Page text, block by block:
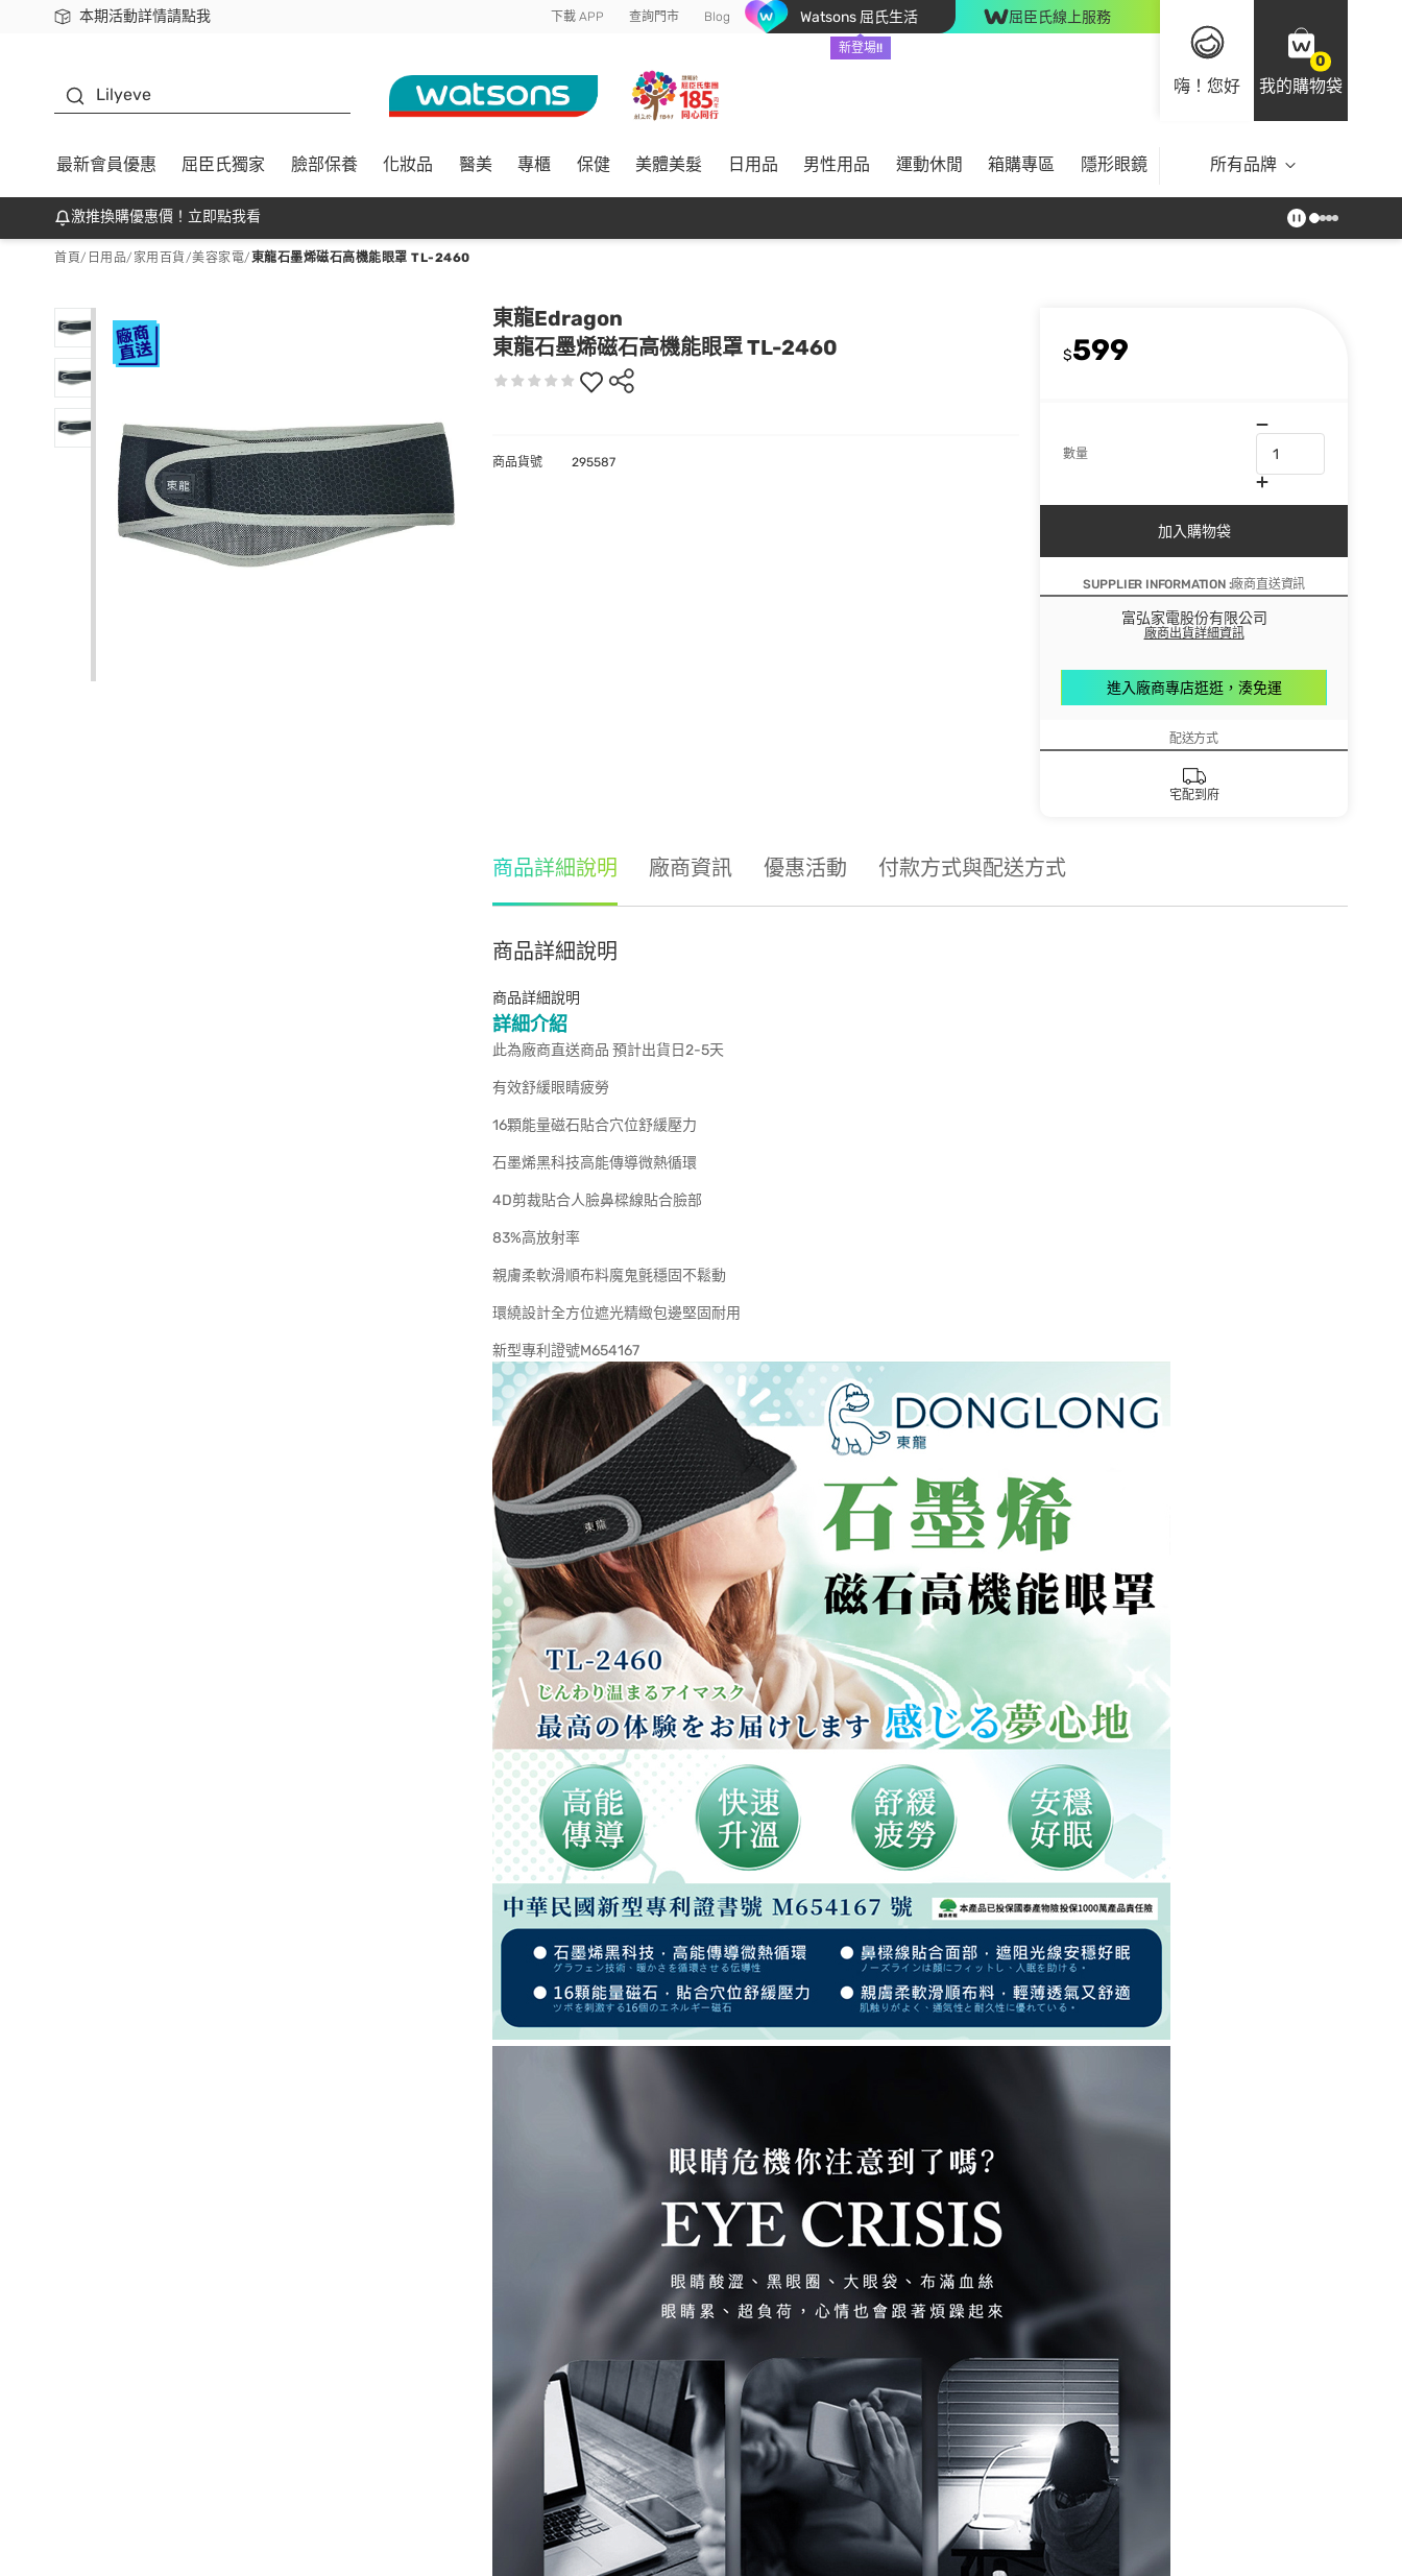
本期活動詳情請點我
下載app最高回饋$350 下載 APP 查詢門市 Blog Watsons 屈氏生活
新登場!!
屈臣氏線上服務
嗨！您好
0
我的購物袋
Lilyeve
最新會員優惠 屈臣氏獨家 臉部保養 化妝品 醫美 專櫃 保健 美體美髮 日用品 男性用品 運動休閒 箱購專區 隱形眼鏡 所有品牌
激推換購優惠價！立即點我看
首頁/ 日用品/ 家用百貨/美容家電/東龍石墨烯磁石高機能眼罩 TL-2460
東龍Edragon
東龍石墨烯磁石高機能眼罩 TL-2460
$599
數量
加入購物袋
SUPPLIER INFORMATION :廠商直送資訊
富弘家電股份有限公司
廠商出貨詳細資訊
進入廠商專店逛逛，湊免運
配送方式
宅配到府
商品貨號 295587
商品詳細說明 廠商資訊 優惠活動 付款方式與配送方式
商品詳細說明
商品詳細說明
詳細介紹
此為廠商直送商品 預計出貨日2-5天
有效舒緩眼睛疲勞
16顆能量磁石貼合穴位舒緩壓力
石墨烯黑科技高能傳導微熱循環
4D剪裁貼合人臉鼻樑線貼合臉部
83%高放射率
親膚柔軟滑順布料魔鬼氈穩固不鬆動
環繞設計全方位遮光精緻包邊堅固耐用
新型專利證號M654167